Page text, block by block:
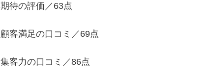
期待の評価／63点
顧客満足の口コミ／69点
集客力の口コミ／86点